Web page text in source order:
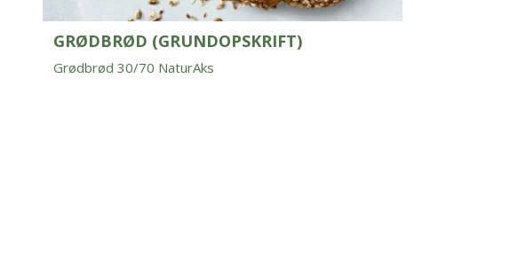
GRØDBRØD (GRUNDOPSKRIFT)
Grødbrød 30/70 NaturAks